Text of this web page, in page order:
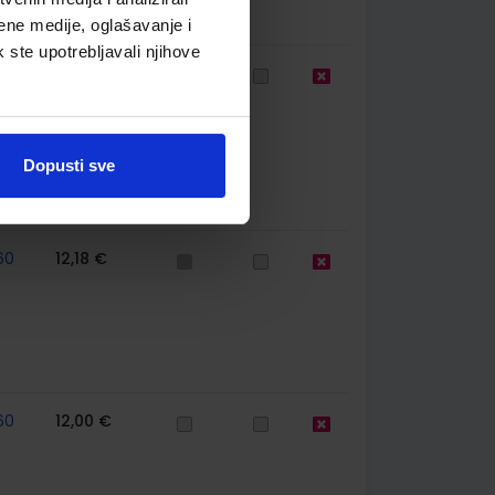
medije, oglašavanje i
ste upotrebljavali njihove
Dopusti sve
12,18 €
12,00 €